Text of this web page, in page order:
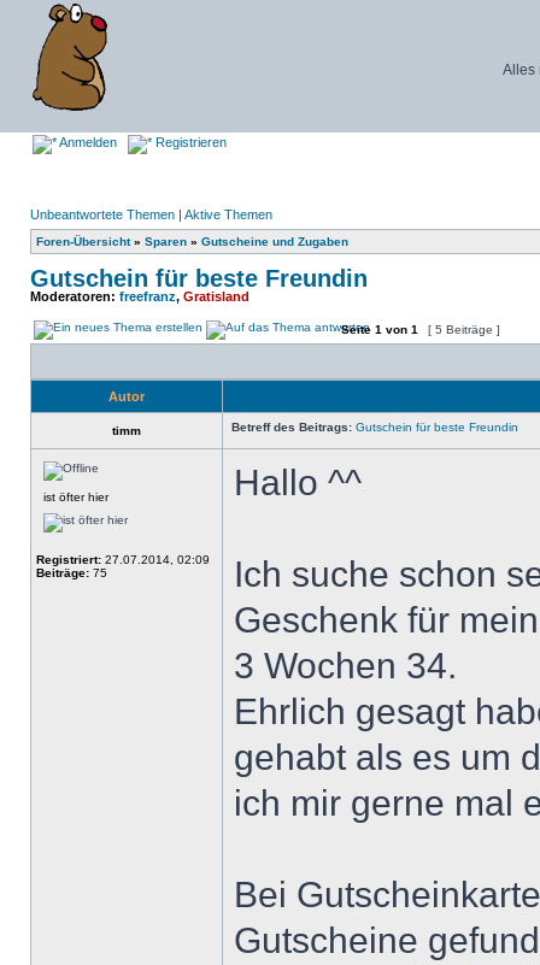
Alles
Anmelden Registrieren
Unbeantwortete Themen | Aktive Themen
Foren-Übersicht» Sparen » Gutscheine und Zugaben
Gutschein für beste Freundin
Moderatoren: freefranz, Gratisland
Seite 1 von 1 [ 5 Beiträge ]
Autor
timm Betreff des Beitrags: Gutschein für beste Freundin
ist öfter hier
Registriert: 27.07.2014, 02:09
Beiträge: 75
Hallo ^^
Ich suche schon
Geschenk für
3 Wochen 34.
Ehrlich gesagt
gehabt als es um
ich mir gerne mal
Bei
Gutscheine